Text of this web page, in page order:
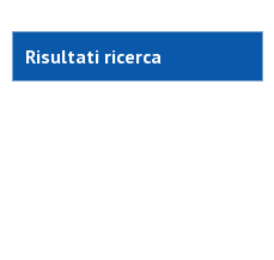
Risultati ricerca